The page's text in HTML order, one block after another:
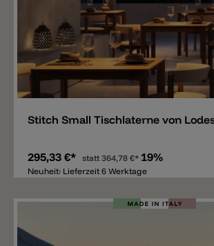
Merken
Stitch Small Tischlaterne von
295,33 €* statt364,78 €* 19%
Neuheit: Lieferzeit 6 Werktage